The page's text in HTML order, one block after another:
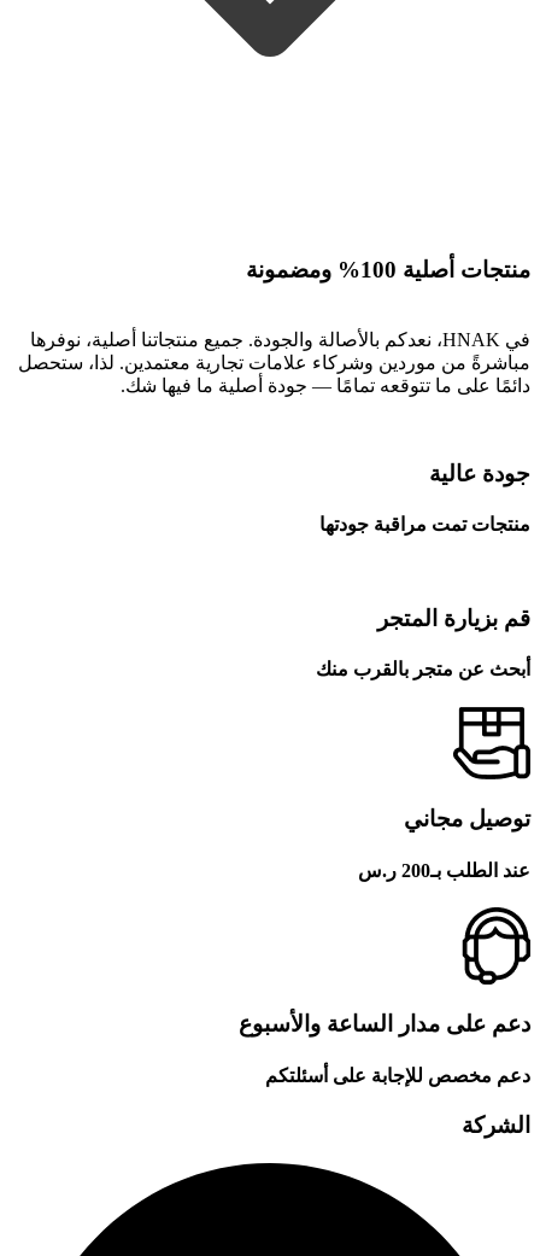
منتجات أصلية 100% ومضمونة
في HNAK، نعدكم بالأصالة والجودة. جميع منتجاتنا أصلية، نوفرها
مباشرةً من موردين وشركاء علامات تجارية معتمدين. لذا، ستحصل
دائمًا على ما تتوقعه تمامًا — جودة أصلية ما فيها شك.
جودة عالية
منتجات تمت مراقبة جودتها
قم بزيارة المتجر
أبحث عن متجر بالقرب منك
توصيل مجاني
عند الطلب بـ200 ر.س
دعم على مدار الساعة والأسبوع
دعم مخصص للإجابة على أسئلتكم
الشركة